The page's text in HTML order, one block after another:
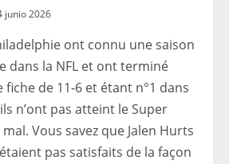
junio 2026
ont connu une saison
dans la NFL et ont terminé
fiche de 11-6 et étant n°1 dans
n’ont pas atteint le Super
Vous savez que Jalen Hurts
pas satisfaits de la façon